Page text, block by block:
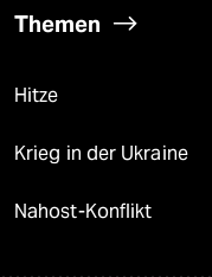
Themen
Hitze
Krieg in der Ukraine
Nahost-Konflikt